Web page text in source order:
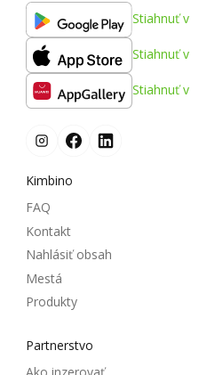
Stiahnuť v
Stiahnuť v
Stiahnuť v
Kimbino
FAQ
Kontakt
Nahlásiť obsah
Mestá
Produkty
Partnerstvo